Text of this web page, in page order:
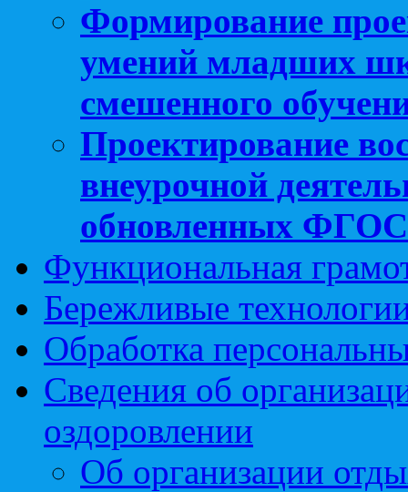
Формирование
умений младших
смешенного
Проектирование
внеурочной
обновленных
Функциональная
Бережливые
Обработка
Сведения об
оздоровлении
Об организации